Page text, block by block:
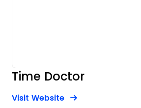
Time Doctor
Visit WebsiteOpens New Window